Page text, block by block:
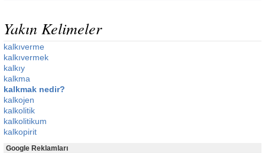
Yakın Kelimeler
kalkıverme
kalkıvermek
kalkıy
kalkma
kalkmak nedir?
kalkojen
kalkolitik
kalkolitikum
kalkopirit
Google Reklamları